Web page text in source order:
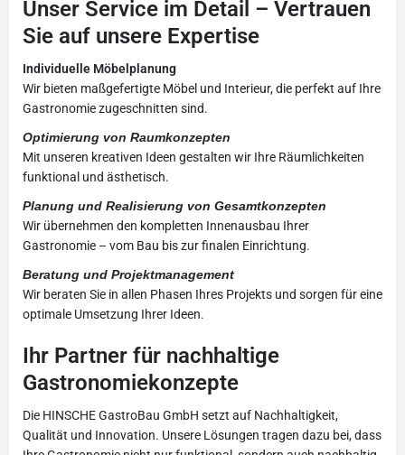
Unser Service im Detail – Vertrauen
Sie auf unsere Expertise
Individuelle Möbelplanung
Wir bieten maßgefertigte Möbel und Interieur, die perfekt auf Ihre
Gastronomie zugeschnitten sind.
Optimierung von Raumkonzepten
Mit unseren kreativen Ideen gestalten wir Ihre Räumlichkeiten
funktional und ästhetisch.
Planung und Realisierung von Gesamtkonzepten
Wir übernehmen den kompletten Innenausbau Ihrer
Gastronomie – vom Bau bis zur finalen Einrichtung.
Beratung und Projektmanagement
Wir beraten Sie in allen Phasen Ihres Projekts und sorgen für eine
optimale Umsetzung Ihrer Ideen.
Ihr Partner für nachhaltige
Gastronomiekonzepte
Die HINSCHE GastroBau GmbH setzt auf Nachhaltigkeit,
Qualität und Innovation. Unsere Lösungen tragen dazu bei, dass